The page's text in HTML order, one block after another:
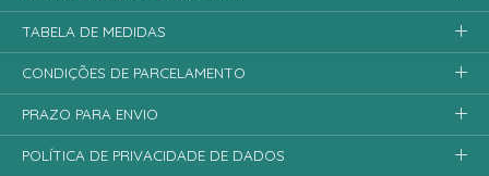
TABELA DE MEDIDAS
CONDIÇÕES DE PARCELAMENTO
PRAZO PARA ENVIO
POLÍTICA DE PRIVACIDADE DE DADOS